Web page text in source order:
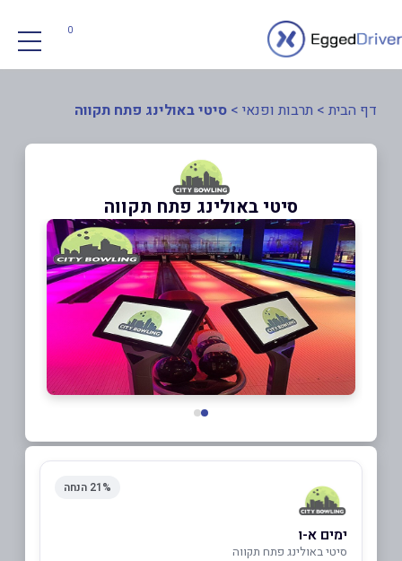
0
דף הבית > תרבות ופנאי > סיטי באולינג פתח תקווה
סיטי באולינג פתח תקווה
21% הנחה
ימים א-ו
סיטי באולינג פתח תקווה